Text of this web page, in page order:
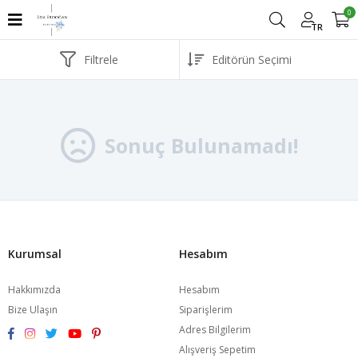
TR
0
Filtrele
Sonuç Bulunamadı!
Kurumsal
Hakkımızda
Bize Ulaşın
Hesabım
Hesabım
Siparişlerim
Adres Bilgilerim
Alışveriş Sepetim